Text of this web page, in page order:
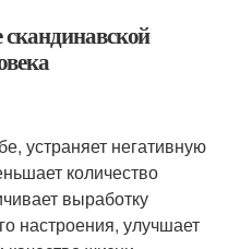
устраняет негативную
количество
выработку
настроения, улучшает